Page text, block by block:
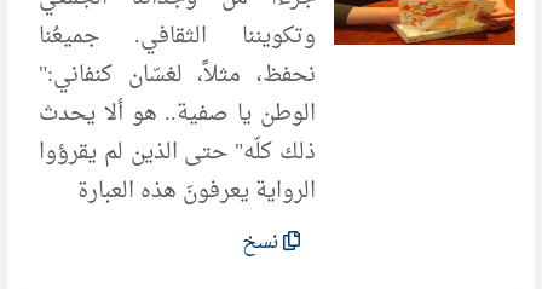
وتكويننا الثقافي. جميعُنا
نحفظ، مثلاً، لغسّان كنفاني:"
الوطن يا صفية.. هو ألا يحدث
ذلك كلّه" حتى الذين لم يقرؤوا
الرواية يعرفونَ هذه العبارة
نسخ